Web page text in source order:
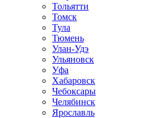
Тольятти
Томск
Тула
Тюмень
Улан-Удэ
Ульяновск
Уфа
Хабаровск
Чебоксары
Челябинск
Ярославль